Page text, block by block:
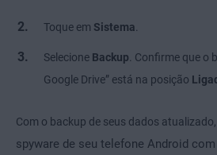
Toque em Sistema.
Selecione Backup. Confirme que o
Google Drive” está na posição
Com o backup de seus dados
spyware de seu telefone Android